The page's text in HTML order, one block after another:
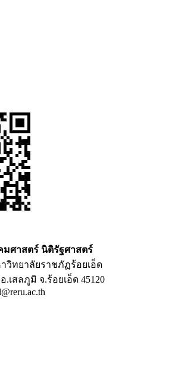
มศาสตร์ นิติรัฐศาสตร์
วิทยาลัยราชภัฏร้อยเอ็ด
.เสลภูมิ จ.ร้อยเอ็ด 45120